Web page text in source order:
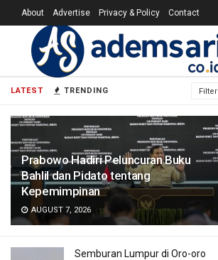
LATEST TRENDING Filter
Prabowo Hadiri Peluncuran Buku
Bahlil dan Pidato tentang
Kepemimpinan
AUGUST 7, 2026
Semburan Lumpur di Oro-oro
About Advertise Privacy & Policy Contact